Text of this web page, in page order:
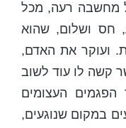
מחשבה רעה, מכל
חס ושלום, שהוא
ועוקר את האדם,
קשה לו עוד לשוב
הפגמים העצומים
במקום שנוגעים,